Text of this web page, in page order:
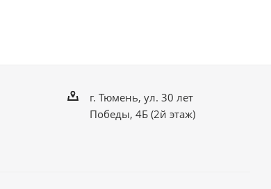
г. Тюмень, ул. 30 лет
Победы, 4Б (2й этаж)